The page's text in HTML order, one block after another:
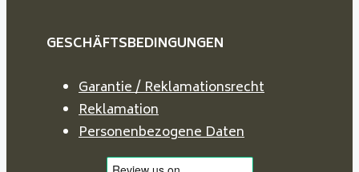
GESCHÄFTSBEDINGUNGEN
Garantie / Reklamationsrecht
Reklamation
Personenbezogene Daten